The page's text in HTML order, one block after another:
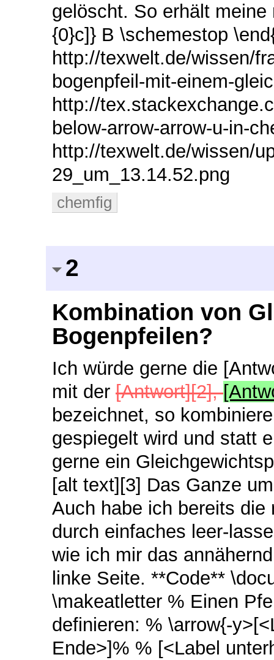
gelöscht. So erhält
{0}c]} B \schemestop
http://texwelt.de/wissen/
bogenpfeil-mit-einem-
http://
below-arrow-arrow-u-in-
http://texwelt.de/wissen/
29_um_13.14.52.png
chemfig
2
Kombination von
Bogenpfeilen?
Ich würde gerne die
mit der [Antwort][2],
bezeichnet, so
gespiegelt wird und statt
gerne ein
[alt text][3] Das Ganze
Auch habe ich bereits
durch einfaches leer-
wie ich mir das
linke Seite. **Code**
\makeatletter % Einen
definieren: % \arrow{-
Ende>]% % [<Label